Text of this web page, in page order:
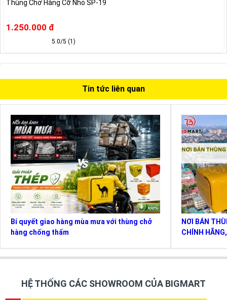
Thùng Chở Hàng Cỡ Nhỏ SP-19
1.250.000 đ
5.0/5 (1)
Tin tức liên quan
Bí quyết giao hàng mùa mưa với thùng chở
hàng chống thấm
NƠI BÁN
CHÍNH
HỆ THỐNG CÁC SHOWROOM CỦA BIGMART